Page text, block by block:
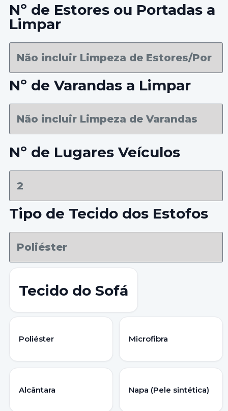
Nº de Estores ou Portadas a
Limpar
Nº de Varandas a Limpar
Nº de Lugares Veículos
Tipo de Tecido dos Estofos
Tecido do Sofá
Poliéster Microfibra
Alcântara Napa (Pele sintética)